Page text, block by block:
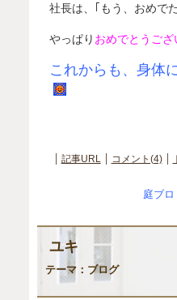
社長は、｢もう、おめで
やっぱり おめでとうござ
これからも、身体
記事URL コメント(4)
庭ブ
ユキ
テーマ： ブログ